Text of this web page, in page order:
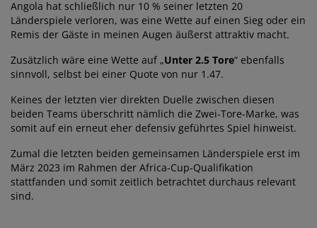
Angola hat schließlich nur 10 % seiner letzten 20
Länderspiele verloren, was eine Wette auf einen Sieg oder ein
Remis der Gäste in meinen Augen äußerst attraktiv macht.
Zusätzlich wäre eine Wette auf „Unter 2.5 Tore“ ebenfalls
sinnvoll, selbst bei einer Quote von nur 1.47.
Keines der letzten vier direkten Duelle zwischen diesen
beiden Teams überschritt nämlich die Zwei-Tore-Marke, was
somit auf ein erneut eher defensiv geführtes Spiel hinweist.
Zumal die letzten beiden gemeinsamen Länderspiele erst im
März 2023 im Rahmen der Africa-Cup-Qualifikation
stattfanden und somit zeitlich betrachtet durchaus relevant
sind.